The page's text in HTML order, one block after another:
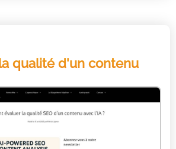
qualité d'un contenu